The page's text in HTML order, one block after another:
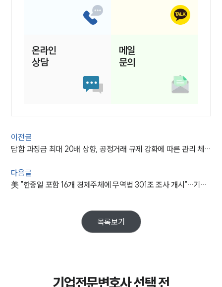
온라인
상담
메일
문의
이전글
담합 과징금 최대 20배 상향, 공정거래 규제 강화에 따른 관리 체계 재점검 필요
다음글
美 "한중일 포함 16개 경제주체에 무역법 301조 조사 개시"…기업 관세 부담 현실화되나
목록보기
기업전문변호사 선택 전